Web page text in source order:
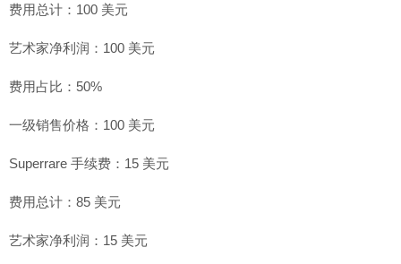
费用总计：100 美元
艺术家净利润：100 美元
费用占比：50%
一级销售价格：100 美元
Superrare 手续费：15 美元
费用总计：85 美元
艺术家净利润：15 美元